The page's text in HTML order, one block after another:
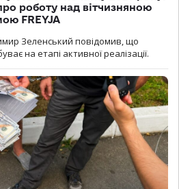
роботу над вітчизняною
FREYJA
Зеленський повідомив, що
на етапі активної реалізації.